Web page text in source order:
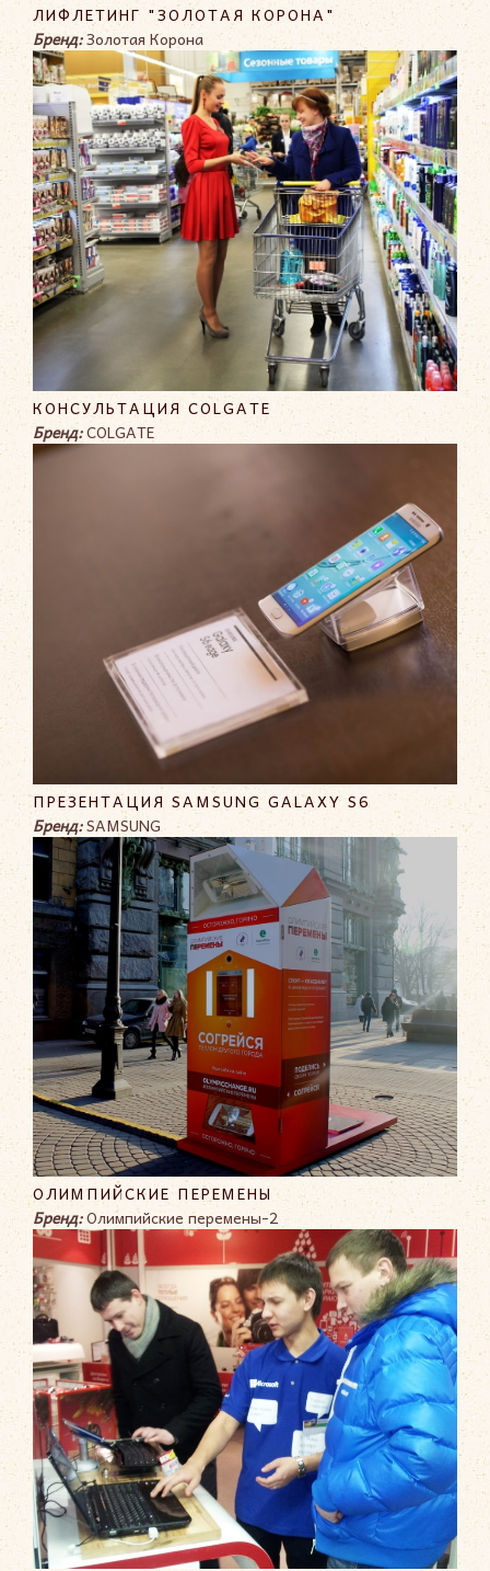
ЛИФЛЕТИНГ "ЗОЛОТАЯ КОРОНА"
Бренд:Золотая Корона
КОНСУЛЬТАЦИЯ COLGATE
Бренд:COLGATE
ПРЕЗЕНТАЦИЯ SAMSUNG GALAXY S6
Бренд:SAMSUNG
ОЛИМПИЙСКИЕ ПЕРЕМЕНЫ
Бренд:Олимпийские перемены-2